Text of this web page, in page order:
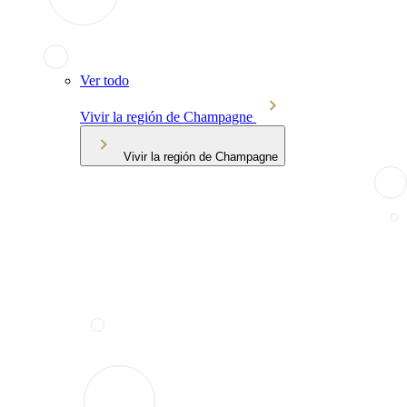
Ver todo
Vivir la región de Champagne
Vivir la región de Champagne